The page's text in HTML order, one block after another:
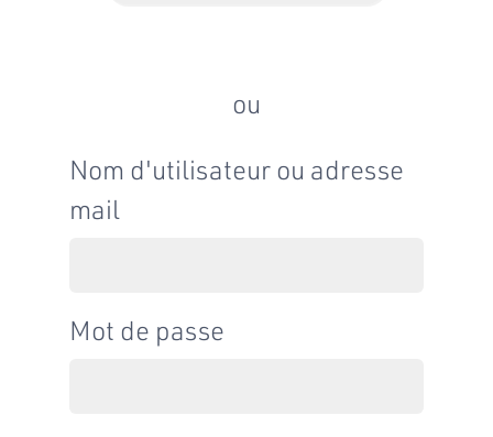
ou
Nom d'utilisateur ou adresse
mail
Mot de passe